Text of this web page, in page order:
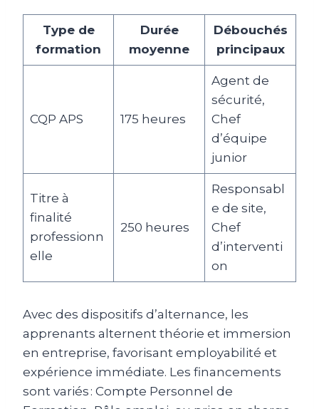
Type de
formation
Durée
moyenne
Débouchés
principaux
CQP APS 175 heures
Agent de
sécurité,
Chef
d’équipe
junior
Titre à
finalité
professionn
elle
250 heures
Responsabl
e de site,
Chef
d’interventi
on
Avec des dispositifs d’alternance, les
apprenants alternent théorie et immersion
en entreprise, favorisant employabilité et
expérience immédiate. Les financements
sont variés : Compte Personnel de